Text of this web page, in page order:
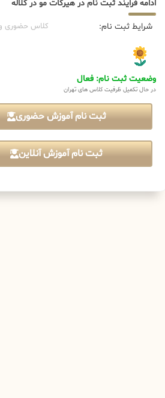
ادامه فرایند ثبت نام در هیرکات مو در کلاله
شرایط ثبت نام: کلاس حضوری
وضعیت ثبت نام: فعال
در حال تکمیل ظرفیت کلاس های تهران
ثبت نام آموزش حضوری
ثبت نام آموزش آنلاین